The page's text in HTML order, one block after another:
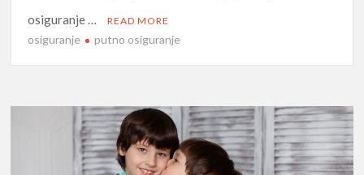
osiguranje …
READ MORE
osiguranje putno osiguranje